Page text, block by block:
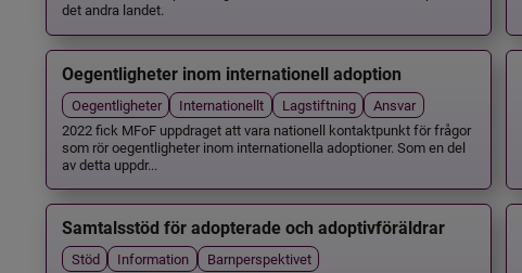
det andra landet.
Oegentligheter inom internationell adoption
Oegentligheter Internationellt Lagstiftning
Ansvar
2022 fick MFoF uppdraget att vara nationell kontaktpunkt för frågor
som rör oegentligheter inom internationella adoptioner. Som en del
av detta uppdr...
Samtalsstöd för adopterade och adoptivföräldrar
Stöd Information
Barnperspektivet